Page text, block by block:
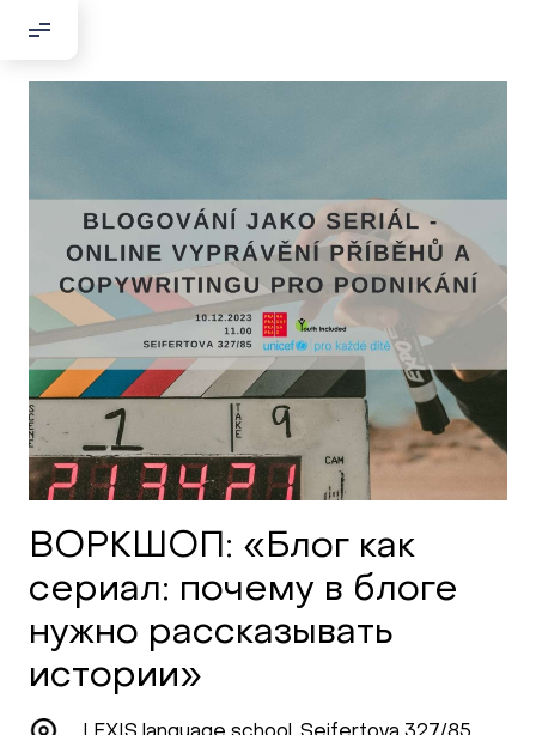
По адресу:
Kontaktní e-mail:
youthincluded@gmail.com
Или в соцсети Telegram:
@Interkulturnipracepraha14
ВОРКШОП: «Блог как
сериал: почему в блоге
нужно рассказывать
истории»